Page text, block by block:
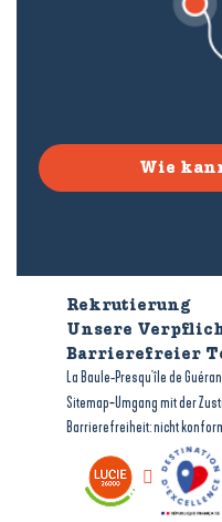
Wie
Rekrutierung
Unsere
Barrierefreier
La Baule-Presqu'île de
Sitemap-Umgang mit der
Barrierefreiheit: nicht